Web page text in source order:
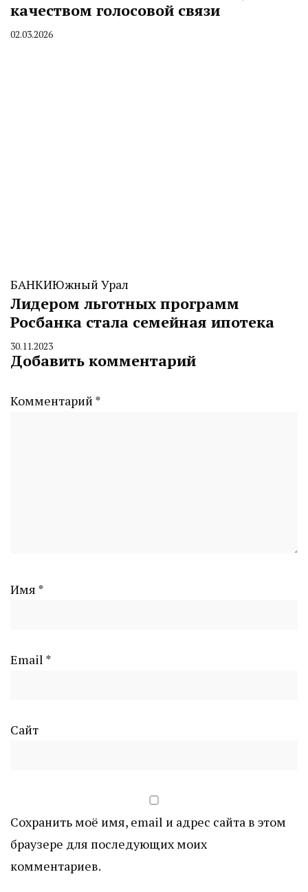
качеством голосовой связи
By
02.03.2026
БАНКИЮжный Урал
Лидером льготных программ
Росбанка стала семейная ипотека
By
CHELINDUSTRY
30.11.2023
Добавить комментарий
Комментарий *
Имя *
Email *
Сайт
Сохранить моё имя, email и адрес сайта в этом
браузере для последующих моих
комментариев.